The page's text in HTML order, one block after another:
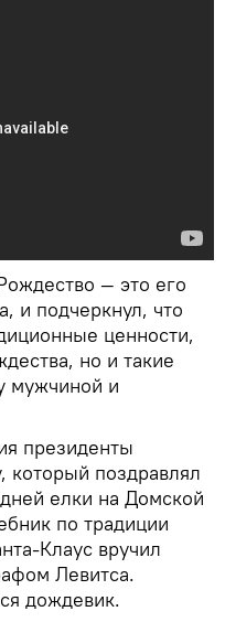
— это его
и подчеркнул, что
ценности,
но и такие
мужчиной и
президенты
который поздравлял
елки на Домской
по традиции
Клаус вручил
Левитса.
дождевик.